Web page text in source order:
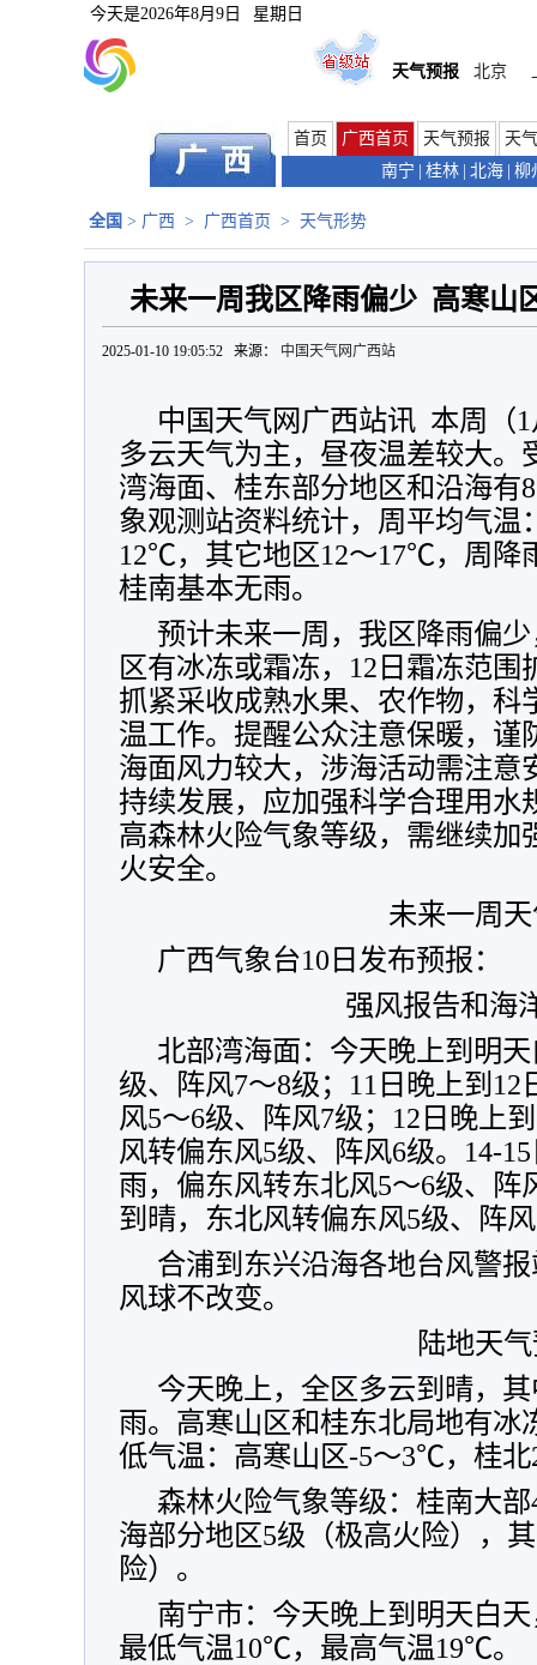
今天是2026年8月9日 星期日
天气预报 北京
首页 广西首页 天气预报
天
南宁
桂林 北海 柳
全国 > 广西 > 广西首页 > 天气形势
未来一周我区降雨偏少 高寒山
2025-01-10 19:05:52 来源： 中国天气网广西站
中国天气网广西站讯 本周（
多云天气为主，昼夜温差较大。
湾海面、桂东部分地区和沿海有
象观测站资料统计，周平均气温
12℃，其它地区12～17℃，周降
桂南基本无雨。
预计未来一周，我区降雨偏
区有冰冻或霜冻，12日霜冻范
抓紧采收成熟水果、农作物，科
温工作。提醒公众注意保暖，谨
海面风力较大，涉海活动需注意
持续发展，应加强科学合理用水
高森林火险气象等级，需继续加
火安全。
未来一周
广西气象台10日发布预报：
强风报告和海
北部湾海面：今天晚上到明
级、阵风7～8级；11日晚上到
风5～6级、阵风7级；12日晚上
风转偏东风5级、阵风6级。14-
雨，偏东风转东北风5～6级、阵
到晴，东北风转偏东风5级、阵
合浦到东兴沿海各地台风警
风球不改变。
陆地天
今天晚上，全区多云到晴，
雨。高寒山区和桂东北局地有冰
低气温：高寒山区-5～3℃，桂
森林火险气象等级：桂南大
海部分地区5级（极高火险），
险）。
南宁市：今天晚上到明天白
最低气温10℃，最高气温19℃。